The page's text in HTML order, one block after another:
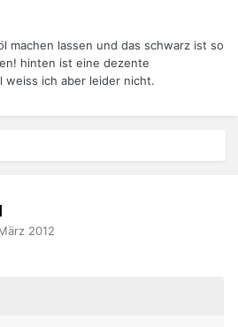
machen lassen und das schwarz ist so
hinten ist eine dezente
weiss ich aber leider nicht.
2012